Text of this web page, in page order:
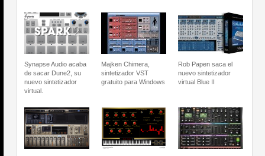
Synapse Audio acaba
de sacar Dune2, su
nuevo sintetizador
virtual.
Majken Chimera,
sintetizador VST
gratuito para Windows
Rob Papen saca el
nuevo sintetizador
virtual Blue II